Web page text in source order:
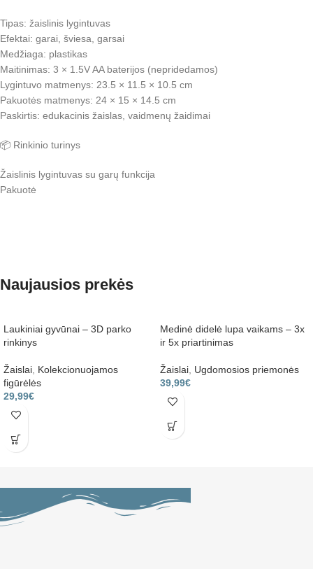
Tipas: žaislinis lygintuvas
Efektai: garai, šviesa, garsai
Medžiaga: plastikas
Maitinimas: 3 × 1.5V AA baterijos (nepridedamos)
Lygintuvo matmenys: 23.5 × 11.5 × 10.5 cm
Pakuotės matmenys: 24 × 15 × 14.5 cm
Paskirtis: edukacinis žaislas, vaidmenų žaidimai
📦 Rinkinio turinys
Žaislinis lygintuvas su garų funkcija
Pakuotė
Naujausios prekės
Laukiniai gyvūnai – 3D parko
rinkinys
Žaislai Kolekcionuojamos
figūrėlės
29,99€
Medinė didelė lupa vaikams – 3x
ir 5x priartinimas
Žaislai Ugdomosios priemonės
39,99€